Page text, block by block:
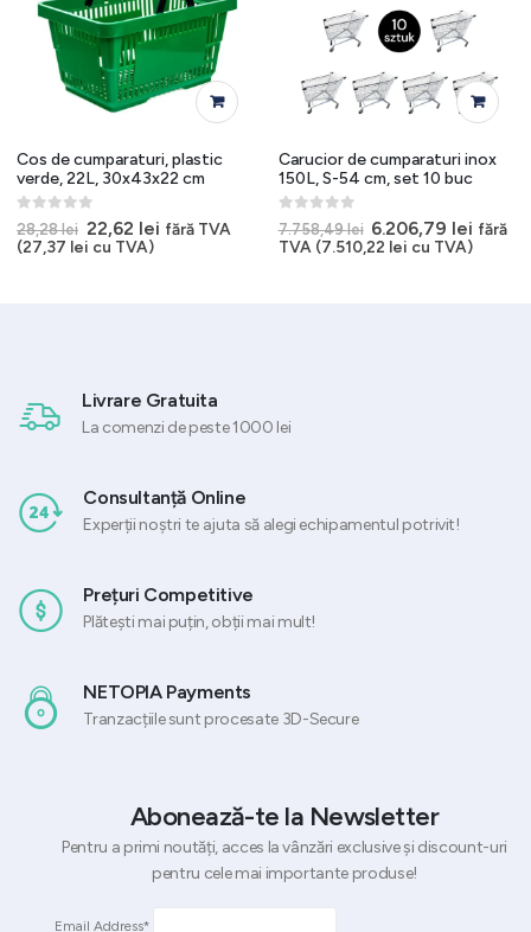
Cos de cumparaturi, plastic
verde, 22L, 30x43x22 cm
0out of 5
28,28lei Prețul
inițial
22,62 leiPrețul
fără TVA
(27,37 lei cu TVA)
Carucior de cumparaturi inox
150L, S-54 cm, set 10 buc
0out of 5
7.758,49lei Prețul
inițial
6.206,79 lei Prețul
curent
fără
TVA (7.510,22 lei cu TVA)
Livrare Gratuita
La comenzi de peste 1000 lei
Consultanță Online
Experții noștri te ajuta să alegi echipamentul potrivit!
Prețuri Competitive
Plătești mai puțin, obții mai mult!
NETOPIA Payments
Tranzacțiile sunt procesate 3D-Secure
Abonează-te la Newsletter
Pentru a primi noutăți, acces la vânzări exclusive și discount-uri
pentru cele mai importante produse!
Email Address*